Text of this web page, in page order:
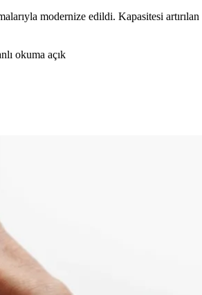
modernize edildi. Kapasitesi
okuma açık